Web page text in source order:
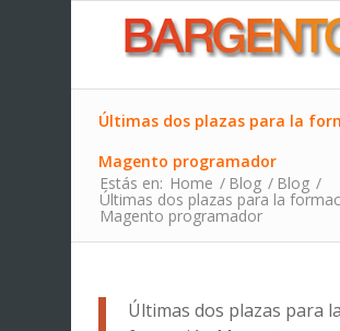
Últimas dos plazas para la
Magento programador
Estás en: Home / Blog / Blog /
Últimas dos plazas para la
Magento programador
Últimas dos plazas para la